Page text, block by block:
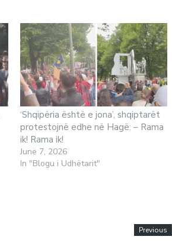
‘Shqipëria është e jona’, shqiptarët
protestojnë edhe në Hagë: – Rama
ik! Rama ik!
June 7, 2026
In "Blogu i Udhëtarit"
Previous